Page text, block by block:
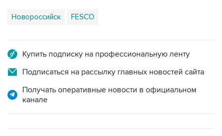
Новороссийск FESCO
Купить подписку на профессиональную ленту
Подписаться на рассылку главных новостей сайта
Получать оперативные новости в официальном
канале